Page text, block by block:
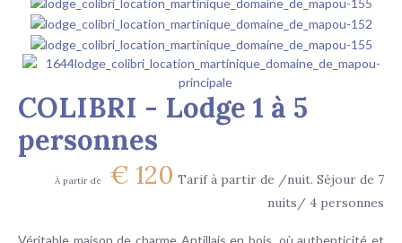
COLIBRI - Lodge 1 à 5
personnes
À partir de € 120 Tarif à partir de /nuit. Séjour de 7
nuits/ 4 personnes
Véritable maison de charme Antillais en bois, où authenticité et